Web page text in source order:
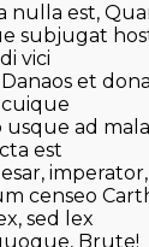
nulla est,
subjugat
vici
et
usque ad mala
est
censeo
sed lex
Brute!